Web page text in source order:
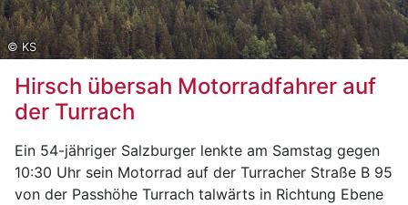
© KS
Hirsch übersah Motorradfahrer auf
der Turrach
Ein 54-jähriger Salzburger lenkte am Samstag gegen
10:30 Uhr sein Motorrad auf der Turracher Straße B 95
von der Passhöhe Turrach talwärts in Richtung Ebene